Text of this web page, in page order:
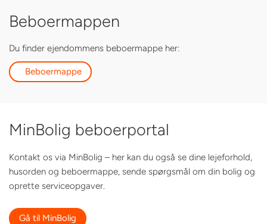
Beboermappen
Du finder ejendommens beboermappe her:
Beboermappe
MinBolig beboerportal
Kontakt os via MinBolig – her kan du også se dine lejeforhold,
husorden og beboermappe, sende spørgsmål om din bolig og
oprette serviceopgaver.
Gå til MinBolig